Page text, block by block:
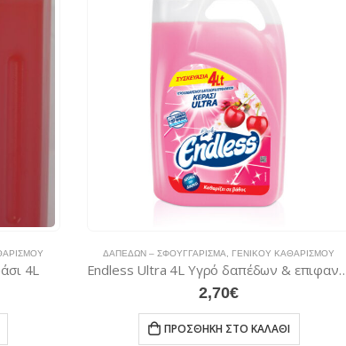
ΔΑΠΈΔΩΝ – ΣΦΟΥΓΓΆΡΙΣΜΑ,ΓΕΝΙΚΟΎ ΚΑΘΑΡΙΣΜΟΎ
Endless Ultra 4L Υγρό δαπέδων & επιφανειών με άρωμα Λεβάντα/ Κεράσι
ΠΡΟΣΘΉΚΗ ΣΤΟ ΚΑΛΆΘΙ